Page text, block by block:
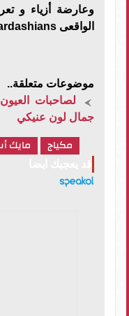
وعارضة أزياء و
الواقعى
موضوعات متعلقة..
جمال لون عنيكي
مكياج مايك